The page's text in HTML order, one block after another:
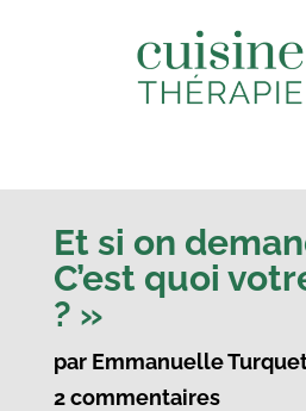
Et si on
C’est quoi
? »
par Emmanuelle
2 commentaires